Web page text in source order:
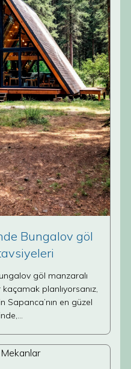
Bungalov göl
göl manzaralı
planlıyorsanız,
Sapanca’nın en güzel